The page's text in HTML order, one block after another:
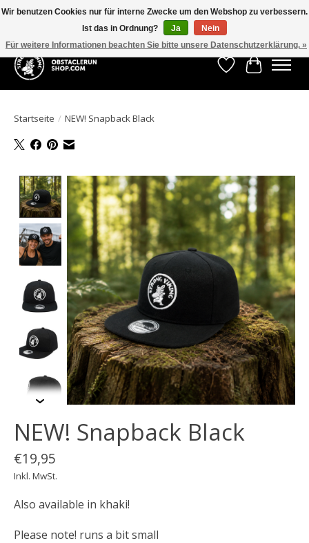
All the gear you need for your Strong Viking Obstacle Run!
Wunschzettel
Ihr
Startseite / NEW! Snapback Black
Product image slideshow Items
NEW! Snapback Black
€19,95
Inkl. MwSt.
Also available in khaki!
Please note! runs a bit small
Wir benutzen Cookies nur für interne Zwecke um den Webshop zu verbessern.
Ist das in Ordnung?
Ja
Nein
Für weitere Informationen beachten Sie bitte unsere Datenschutzerklärung. »